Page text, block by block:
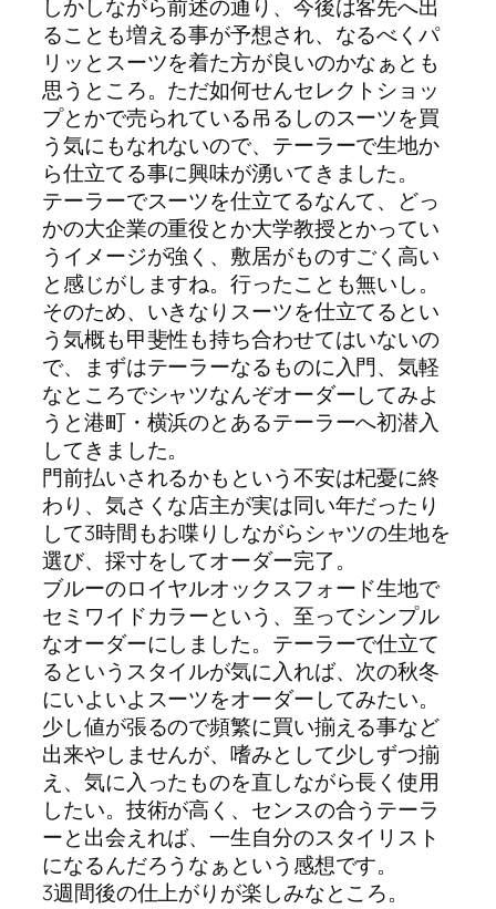
しかしながら前述の通り、今後は客先へ出
ることも増える事が予想され、なるべくパ
リッとスーツを着た方が良いのかなぁとも
思うところ。ただ如何せんセレクトショッ
プとかで売られている吊るしのスーツを買
う気にもなれないので、テーラーで生地か
ら仕立てる事に興味が湧いてきました。
テーラーでスーツを仕立てるなんて、どっ
かの大企業の重役とか大学教授とかってい
うイメージが強く、敷居がものすごく高い
と感じがしますね。行ったことも無いし。
そのため、いきなりスーツを仕立てるとい
う気概も甲斐性も持ち合わせてはいないの
で、まずはテーラーなるものに入門、気軽
なところでシャツなんぞオーダーしてみよ
うと港町・横浜のとあるテーラーへ初潜入
してきました。
門前払いされるかもという不安は杞憂に終
わり、気さくな店主が実は同い年だったり
して3時間もお喋りしながらシャツの生地を
選び、採寸をしてオーダー完了。
ブルーのロイヤルオックスフォード生地で
セミワイドカラーという、至ってシンプル
なオーダーにしました。テーラーで仕立て
るというスタイルが気に入れば、次の秋冬
にいよいよスーツをオーダーしてみたい。
少し値が張るので頻繁に買い揃える事など
出来やしませんが、嗜みとして少しずつ揃
え、気に入ったものを直しながら長く使用
したい。技術が高く、センスの合うテーラ
ーと出会えれば、一生自分のスタイリスト
になるんだろうなぁという感想です。
3週間後の仕上がりが楽しみなところ。